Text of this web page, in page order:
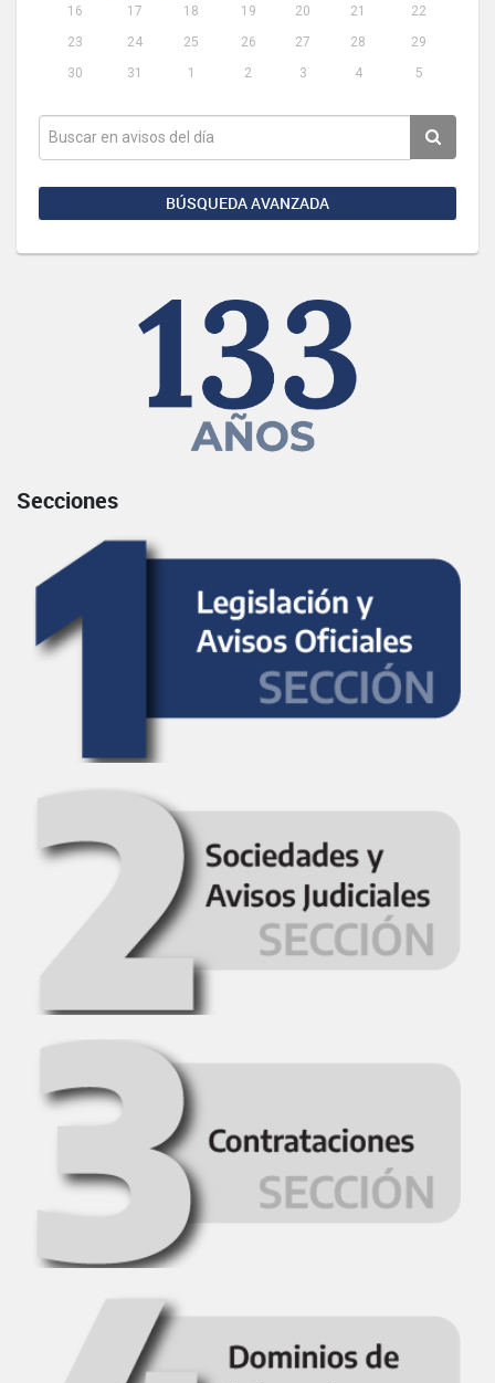
16
17 18 19 20 21
22
23
24 25 26 27 28
29
30
31 1 2 3 4 5
BÚSQUEDA AVANZADA
Secciones